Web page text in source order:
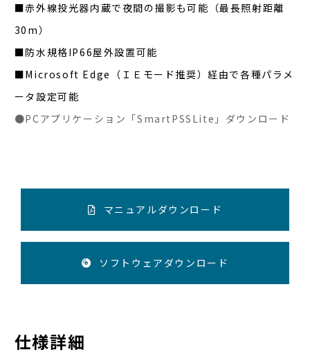
■赤外線投光器内蔵で夜間の撮影も可能（最長照射距離
30m）
■防水規格IP66屋外設置可能
■Microsoft Edge（ＩＥモード推奨）経由で各種パラメ
ータ設定可能
●PCアプリケーション「SmartPSSLite」ダウンロード
マニュアルダウンロード
ソフトウェアダウンロード
仕様詳細